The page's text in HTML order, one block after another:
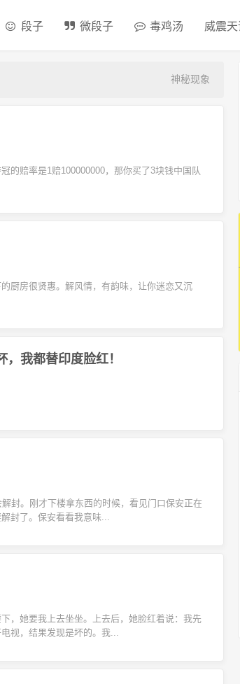
段子 微段子 毒鸡汤 威震
神秘现象
的赔率是1赔100000000，那你买了3块钱中国队
厨房很贤惠。解风情，有韵味，让你迷恋又沉
我都替印度脸红！
封。刚才下楼拿东西的时候，看见门口保安正在
封了。保安看看我意味...
，她要我上去坐坐。上去后，她脸红着说：我先
视，结果发现是坏的。我...